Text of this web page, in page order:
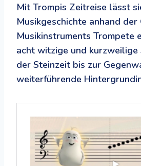
Mit Trompis Zeitreise lässt
Musikgeschichte anhand der
Musikinstruments Trompete
acht witzige und kurzweilige
der Steinzeit bis zur
weiterführende